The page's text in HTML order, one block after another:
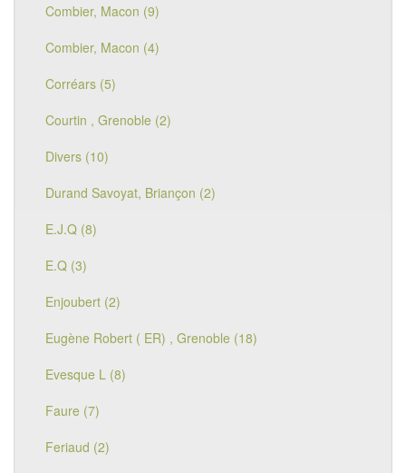
Combier, Macon (9)
Combier, Macon (4)
Corréars (5)
Courtin , Grenoble (2)
Divers (10)
Durand Savoyat, Briançon (2)
E.J.Q (8)
E.Q (3)
Enjoubert (2)
Eugène Robert ( ER) , Grenoble (18)
Evesque L (8)
Faure (7)
Feriaud (2)